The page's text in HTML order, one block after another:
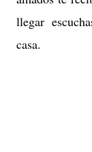
llegar
casa.